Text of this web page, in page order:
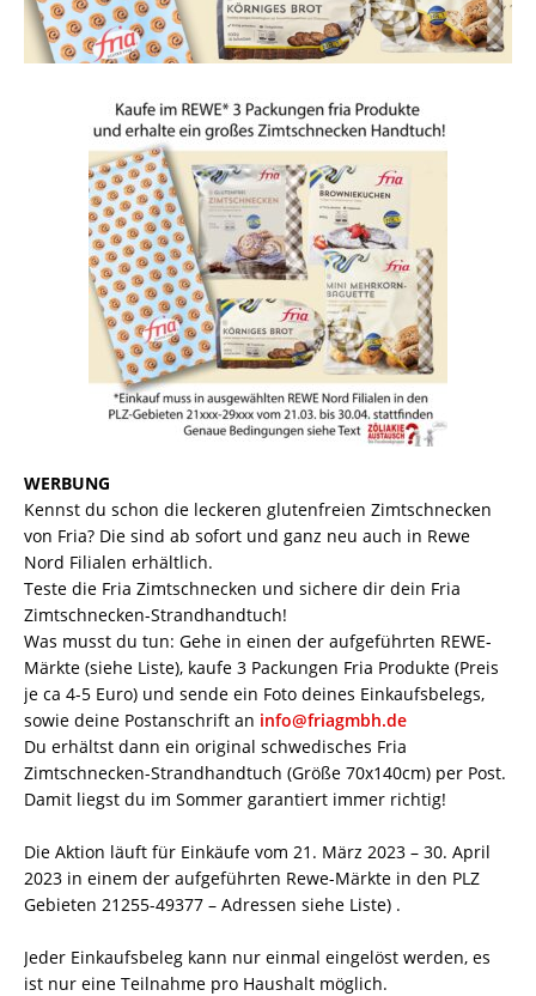
WERBUNG
Kennst du schon die leckeren glutenfreien Zimtschnecken
von Fria? Die sind ab sofort und ganz neu auch in Rewe
Nord Filialen erhältlich.
Teste die Fria Zimtschnecken und sichere dir dein Fria
Zimtschnecken-Strandhandtuch!
Was musst du tun: Gehe in einen der aufgeführten REWE-
Märkte (siehe Liste), kaufe 3 Packungen Fria Produkte (Preis
je ca 4-5 Euro) und sende ein Foto deines Einkaufsbelegs,
sowie deine Postanschrift an info@friagmbh.de
Du erhältst dann ein original schwedisches Fria
Zimtschnecken-Strandhandtuch (Größe 70x140cm) per Post.
Damit liegst du im Sommer garantiert immer richtig!
Die Aktion läuft für Einkäufe vom 21. März 2023 – 30. April
2023 in einem der aufgeführten Rewe-Märkte in den PLZ
Gebieten 21255-49377 – Adressen siehe Liste) .
Jeder Einkaufsbeleg kann nur einmal eingelöst werden, es
ist nur eine Teilnahme pro Haushalt möglich.